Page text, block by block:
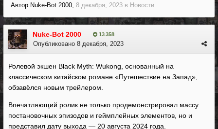
Автор Nuke-Bot 2000, 8 декабря, 2023 в Новости
Nuke-Bot 2000 13 358
Опубликовано 8 декабря, 2023
Ролевой экшен Black Myth: Wukong, основанный на
классическом китайском романе «Путешествие на Запад»,
обзавёлся новым трейлером.
Впечатляющий ролик не только продемонстрировал массу
постановочных эпизодов и геймплейных элементов, но и
представил дату выхода — 20 августа 2024 года.